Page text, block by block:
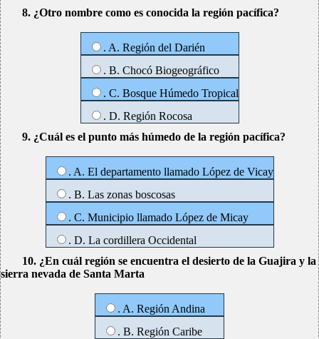
8. ¿Otro nombre como es conocida la región pacífica?
. A. Región del Darién
. B. Chocó Biogeográfico
. C. Bosque Húmedo Tropical
. D. Región Rocosa
9. ¿Cuál es el punto más húmedo de la región pacífica?
. A. El departamento llamado López de Vicay
. B. Las zonas boscosas
. C. Municipio llamado López de Micay
. D. La cordillera Occidental
10. ¿En cuál región se encuentra el desierto de la Guajira y la
sierra nevada de Santa Marta
. A. Región Andina
. B. Región Caribe